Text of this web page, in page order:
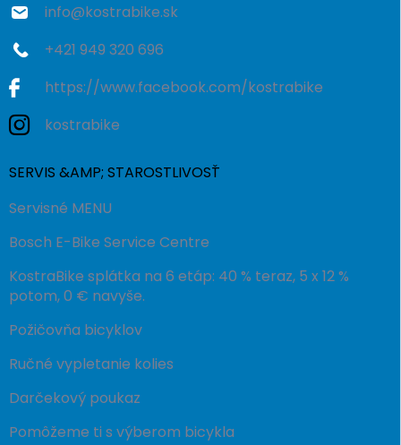
info@kostrabike.sk
+421 949 320 696
https://www.facebook.com/kostrabike
kostrabike
SERVIS &AMP; STAROSTLIVOSŤ
Servisné MENU
Bosch E-Bike Service Centre
KostraBike splátka na 6 etáp: 40 % teraz, 5 x 12 %
potom, 0 € navyše.
Požičovňa bicyklov
Ručné vypletanie kolies
Darčekový poukaz
Pomôžeme ti s výberom bicykla